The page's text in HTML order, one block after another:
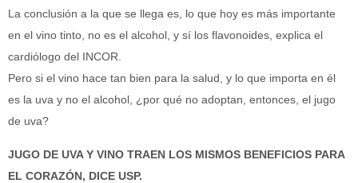
La conclusión a la que se llega es, lo que hoy es más importante
en el vino tinto, no es el alcohol, y sí los flavonoides, explica el
cardiólogo del INCOR.
Pero si el vino hace tan bien para la salud, y lo que importa en él
es la uva y no el alcohol, ¿por qué no adoptan, entonces, el jugo
de uva?
JUGO DE UVA Y VINO TRAEN LOS MISMOS BENEFICIOS PARA
EL CORAZÓN, DICE USP.